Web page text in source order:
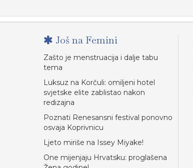
Još na Femini
Zašto je menstruacija i dalje tabu
tema
Luksuz na Korčuli: omiljeni hotel
svjetske elite zablistao nakon
redizajna
Poznati Renesansni festival ponovno
osvaja Koprivnicu
Ljeto miriše na Issey Miyake!
One mijenjaju Hrvatsku: proglašena